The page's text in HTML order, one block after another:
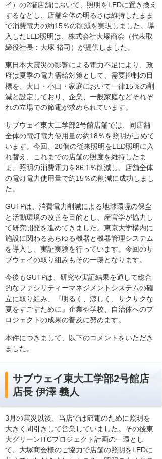
イ）の2階店舗において、照明をLEDに置き換え
するなどし、店舗全体の明るさは維持したまま
で消費電力の約15％の削減を実現しました。導
入したLED照明は、株式会社大塚商会（代表取
締役社長：大塚 裕司）が提供しました。
東日本大震災の影響による電力不足により、政
府は夏季の電力需給対策として、需要抑制の目
標を、大口・小口・家庭において一律15％の削
減と設定しており、企業、一般家庭などそれぞ
れの立場での節電が求められています。
サブウェイ東大工学部2号館店舗では、同店舗
全体の電灯電力使用量の約18％を照明が占めて
います。今回、20個の従来照明をLED照明に入
れ替え、これまでの店舗の照度を維持したま
ま、照明の消費電力を86.1％削減し、店舗全体
の電灯電力使用量で約15％の削減に成功しまし
た。
GUTPは、消費電力削減による地球環境の保全
と活動環境の改善を目的とし、産官学が協力し
て研究開発を進めてきました。東京大学構内に
施設に関わるあらゆる機器と機器管理システム
を導入し、実証実験を行っています。今回のサ
ブウェイの取り組みもその一環となります。
今後もGUTPは、研究や実証結果を通して総合
的なファシリティーマネジメントシステムの確
立に取り組み、『明るく、涼しく、サクサクな
夏をすごすために』企業や学校、自治体へのプ
ロジェクトの成果の普及に努めます。
本件につきまして、以下のコメントをいただき
ました。
サブウェイ東大工学部2号館店
店長 伊澤 義人
3月の震災以後、当店では節電のために照明を
大きく間引きして営業していました。その後東
大グリーンITCプロジェクト計画の一環とし
て、大塚商会様のご協力で店舗の照明をLEDに